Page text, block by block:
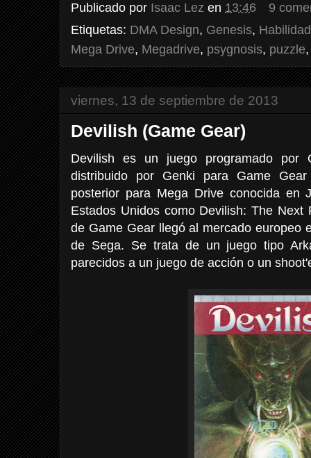
Publicado por Isaac Lez en 13:46
9
Etiquetas: DMA Design, Genesis, Habilidad
Mega Drive, Megadrive, psygnosis, puzzle
viernes, 13 de septiembre de 2013
Devilish (Game Gear)
Devilish es un juego programado por
distribuido por Genki para Game
posterior para Mega Drive conocida en
Estados Unidos como Devilish: The Next
de Game Gear llegó al mercado europeo
de Sega. Se trata de un juego tipo
parecidos a un juego de acción o un